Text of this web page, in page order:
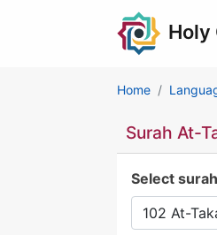
Holy
Home
Surah At-
Select surah